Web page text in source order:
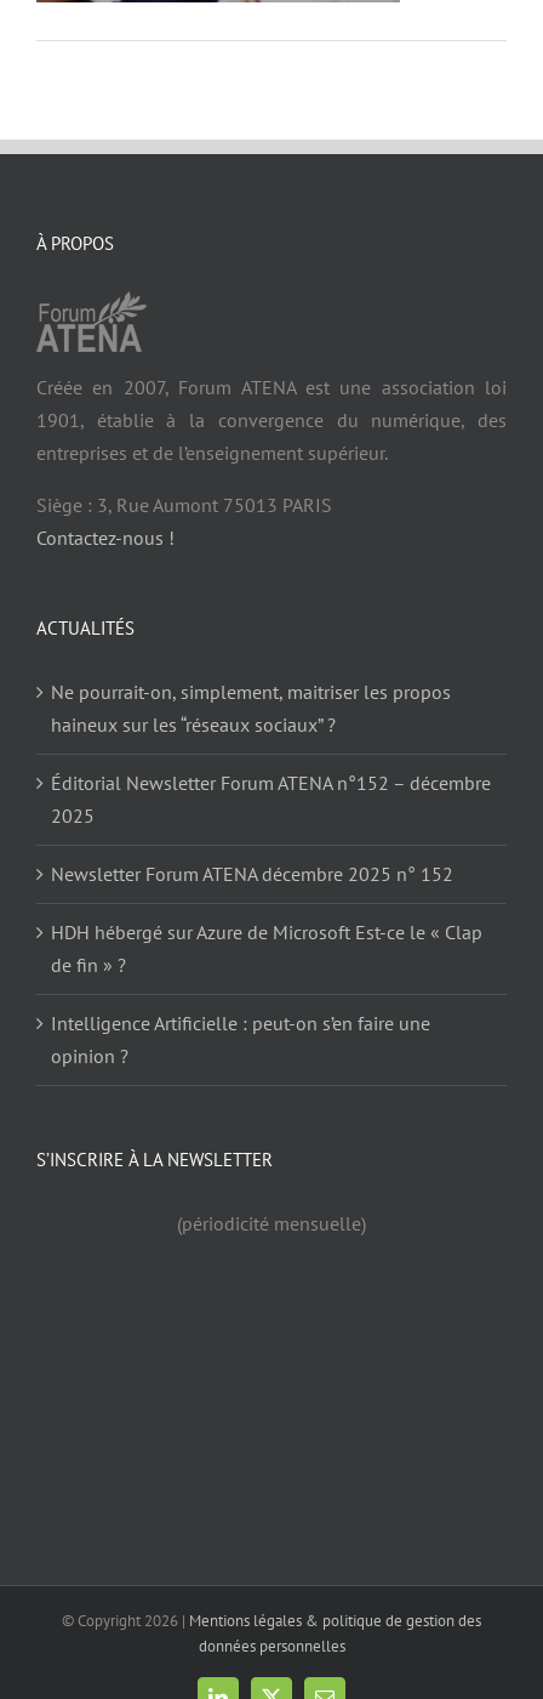
À PROPOS
Créée en 2007, Forum ATENA est une association loi
1901, établie à la convergence du numérique, des
entreprises et de l’enseignement supérieur.
Siège : 3, Rue Aumont 75013 PARIS
Contactez-nous !
ACTUALITÉS
Ne pourrait-on, simplement, maitriser les propos
haineux sur les “réseaux sociaux” ?
Éditorial Newsletter Forum ATENA n°152 – décembre
2025
Newsletter Forum ATENA décembre 2025 n° 152
HDH hébergé sur Azure de Microsoft Est-ce le « Clap
de fin » ?
Intelligence Artificielle : peut-on s’en faire une
opinion ?
S’INSCRIRE À LA NEWSLETTER
(périodicité mensuelle)
© Copyright 2026 | Mentions légales & politique de gestion des
données personnelles